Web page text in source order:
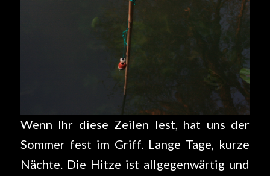
Wenn Ihr diese Zeilen lest, hat uns der
Sommer fest im Griff. Lange Tage, kurze
Nächte. Die Hitze ist allgegenwärtig und